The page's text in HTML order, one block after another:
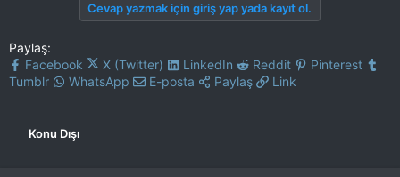
Cevap yazmak için giriş yap yada kayıt ol.
Paylaş:
Facebook
X (Twitter) LinkedIn Reddit
Pinterest
Tumblr
WhatsApp E-posta Paylaş Link
Konu Dışı